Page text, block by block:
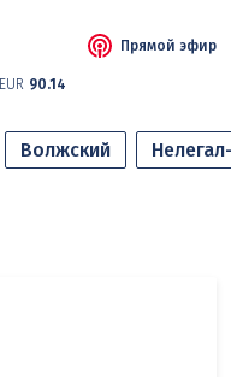
EUR 90.14
Прямой эфир
Волжский